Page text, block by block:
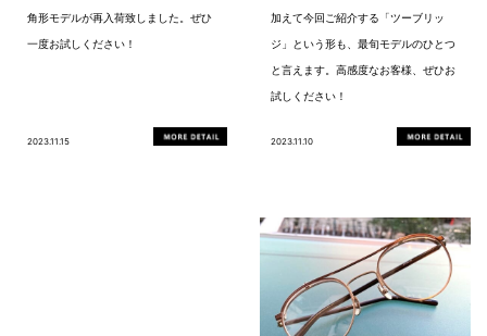
角形モデルが再入荷致しました。ぜひ
一度お試しください！
2023.11.15
加えて今回ご紹介する「ツーブリッ
ジ」という形も、最旬モデルのひとつ
と言えます。高感度なお客様、ぜひお
試しください！
2023.11.10